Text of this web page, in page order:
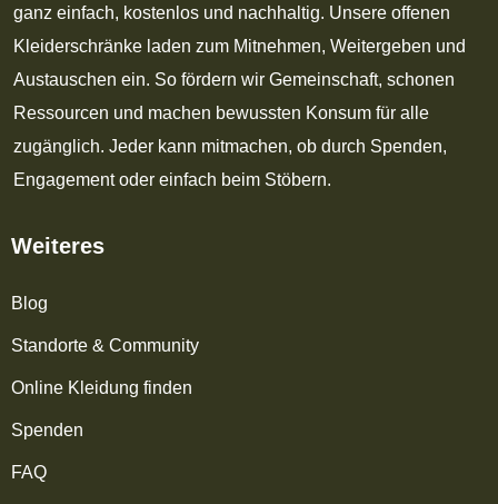
ganz einfach, kostenlos und nachhaltig. Unsere offenen
Kleiderschränke laden zum Mitnehmen, Weitergeben und
Austauschen ein. So fördern wir Gemeinschaft, schonen
Ressourcen und machen bewussten Konsum für alle
zugänglich. Jeder kann mitmachen, ob durch Spenden,
Engagement oder einfach beim Stöbern.
Weiteres
Blog
Standorte & Community
Online Kleidung finden
Spenden
FAQ